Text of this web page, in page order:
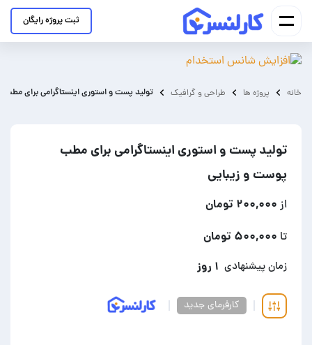
ثبت پروژه رایگان
خانه پروژه ها طراحی و گرافیک تولید پست و استوری اینستاگرامی برای مطب
تولید پست و استوری اینستاگرامی برای مطب
پوست و زیبایی
از ۲۰۰,۰۰۰ تومان
تا ۵۰۰,۰۰۰ تومان
زمان پیشنهادی ۱ روز
کارفرمای جدید